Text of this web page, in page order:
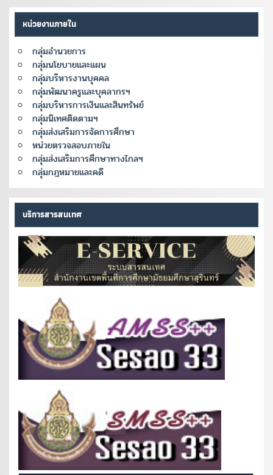
หน่วยงานภายใน
กลุ่มอำนวยการ
กลุ่มนโยบายและแผน
กลุ่มบริหารงานบุคคล
กลุ่มพัฒนาครูและบุคลากรฯ
กลุ่มบริหารการเงินและสินทรัพย์
กลุ่มนิเทศติดตามฯ
กลุ่มส่งเสริมการจัดการศึกษา
หน่วยตรวจสอบภายใน
กลุ่มส่งเสริมการศึกษาทางไกลฯ
กลุ่มกฎหมายและคดี
บริการสารสนเทศ